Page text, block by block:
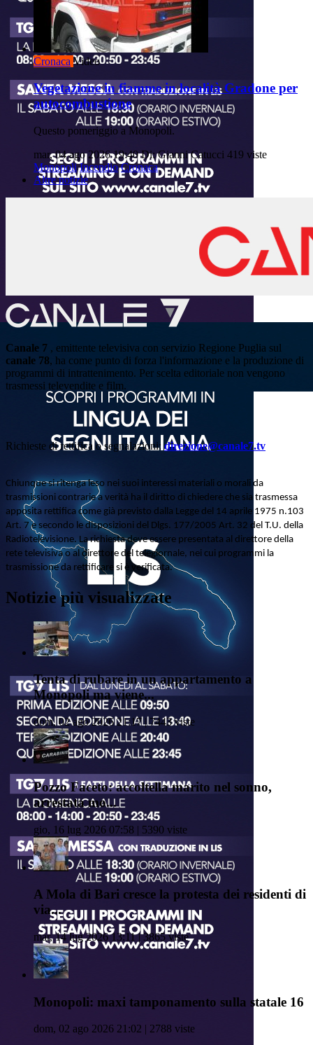
Cronaca Video
Vegetazione in fiamme in località Gradone per
autocombustione
Questo pomeriggio a Monopoli.
mar, 04 ago 2026 19:40 Di: Gianni Catucci 419 viste
Monopoli Incendio Cronaca
Altre notizie
Canale 7 , emittente televisiva con servizio Regione Puglia sul
canale 78, ha come punto di forza l'informazione e la produzione di
programmi di intrattenimento. Per scelta editoriale non vengono
trasmessi televendite e film.
Richieste di rettifica o segnalazioni: direzione@canale7.tv
Chiunque si ritenga leso nei suoi interessi materiali o morali da
trasmissioni contrarie a verità ha il diritto di chiedere che sia trasmessa
apposita rettifica come già previsto dalla Legge del 14 aprile 1975 n.103
Art. 7 e secondo le disposizioni del Dlgs. 177/2005 Art. 32 del T.U. della
Radiotelevisione. La richiesta deve essere presentata al direttore della
rete televisiva o al direttore del telegiornale, nei cui programmi la
trasmissione da rettificare si è verificata.
Notizie più visualizzate
Tenta di rubare in un appartamento a
Monopoli ma viene...
dom, 02 ago 2026 21:17 | 7443 viste
Pozzo Faceto: accoltella marito nel sonno,
arrestata mo...
gio, 16 lug 2026 07:58 | 5390 viste
A Mola di Bari cresce la protesta dei residenti di
via...
mar, 14 lug 2026 13:11 | 3865 viste
Monopoli: maxi tamponamento sulla statale 16
dom, 02 ago 2026 21:02 | 2788 viste